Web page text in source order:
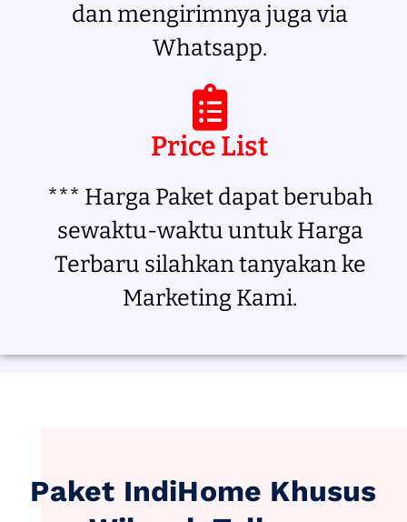
dan mengirimnya juga via
Whatsapp.
Price List
*** Harga Paket dapat berubah
sewaktu-waktu untuk Harga
Terbaru silahkan tanyakan ke
Marketing Kami.
Paket IndiHome Khusus